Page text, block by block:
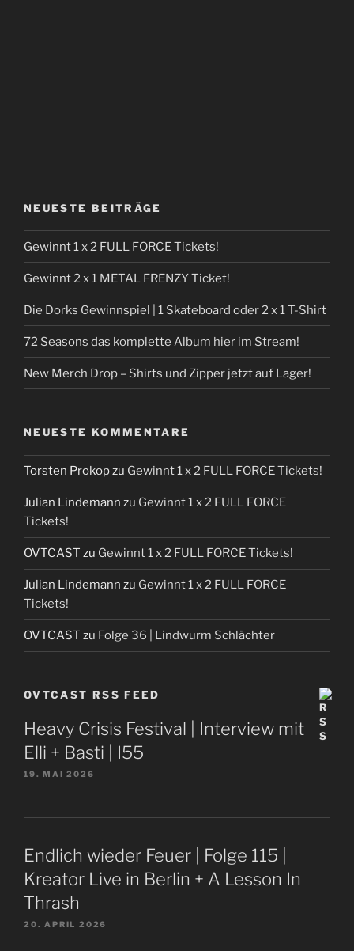
NEUESTE BEITRÄGE
Gewinnt 1 x 2 FULL FORCE Tickets!
Gewinnt 2 x 1 METAL FRENZY Ticket!
Die Dorks Gewinnspiel | 1 Skateboard oder 2 x 1 T-Shirt
72 Seasons das komplette Album hier im Stream!
New Merch Drop – Shirts und Zipper jetzt auf Lager!
NEUESTE KOMMENTARE
Torsten Prokopzu Gewinnt 1 x 2 FULL FORCE Tickets!
Julian Lindemann zu Gewinnt 1 x 2 FULL FORCE
Tickets!
OVTCAST zu Gewinnt 1 x 2 FULL FORCE Tickets!
Julian Lindemann zu Gewinnt 1 x 2 FULL FORCE
Tickets!
OVTCAST zu Folge 36 | Lindwurm Schlächter
OVTCAST RSS FEED
Heavy Crisis Festival | Interview mit
Elli + Basti | I55
19. MAI 2026
Endlich wieder Feuer | Folge 115 |
Kreator Live in Berlin + A Lesson In
Thrash
20. APRIL 2026